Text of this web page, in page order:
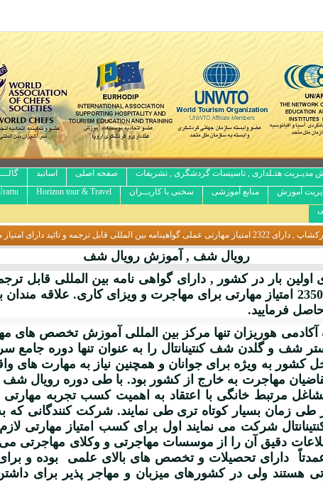
مدیـریت هتـلداری , تاسیسات گردشگری , تشریفات صفحه اصلی اساتید
آموزش منابع آموزشی سخنی با کاربــران Horizon tour & Travel
رویال شف , آموزش رویال شف
بار در کشور , دارای گواهی نامه بین المللی قابل
وزارت دادگستری , دارای بیش از 2350 امتیاز مهارتی برای مهاجرت و ویزای
هوریزان تنها مرکز بین المللی آموزش تخصص های
و گلدن شف کنتینانتال را به عنوان تنها دوره جامع
کشور به ویژه برای جوانان و همچنین نیاز به مهارت های
مهاجرت به خارج از کشور بود. با طی دوره رویال
مرتبط خانگی با اعتقاد به اهمیت کسب تجربه
زمان بسیار کوتاه تری طی نمایند. شرکت کنندگانی که
شرکت می نمایند اول برای کسب امتیاز مهارتی
دقیق آن را از موسسات مهاجرتی و وکلای مهاجرتی می
دارای تحصیلات و تخصص های بالای علمی بوده و برای
هستند ولی در کشورهای میزبان و مهاجر پذیر برای